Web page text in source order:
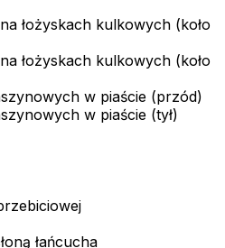
łożyskach kulkowych (koło
łożyskach kulkowych (koło
w piaście (przód)
w piaście (tył)
łańcucha